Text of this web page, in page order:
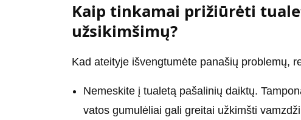
Kaip tinkamai prižiūrėti
užsikimšimų?
Kad ateityje išvengtumėte panašių problemų,
Nemeskite į tualetą pašalinių daiktų.
vatos gumulėliai gali greitai užkimšti